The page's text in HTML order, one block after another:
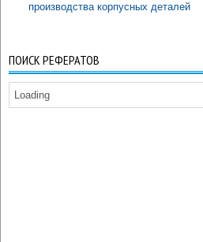
производства корпусных деталей
ПОИСК РЕФЕРАТОВ
Loading